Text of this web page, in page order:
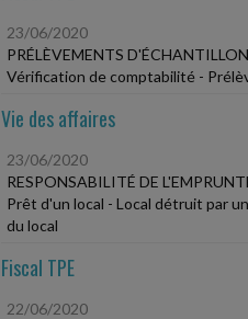
23/06/2020
PRÉLÈVEMENTS
Vérification de comptabilité -
Vie des affaires
23/06/2020
RESPONSABILITÉ DE
Prêt d'un local - Local détruit par
du local
Fiscal TPE
22/06/2020